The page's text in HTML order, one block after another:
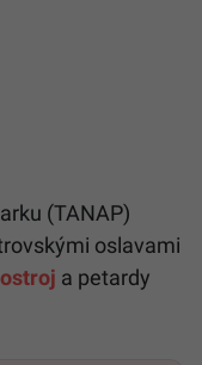
(TANAP)
oslavami
a petardy